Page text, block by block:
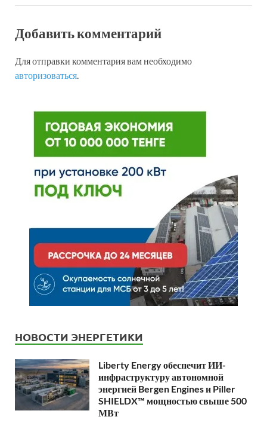
Добавить комментарий
Для отправки комментария вам необходимо
авторизоваться.
НОВОСТИ ЭНЕРГЕТИКИ
Liberty Energy обеспечит ИИ-
инфраструктуру автономной
энергией Bergen Engines и Piller
SHIELDX™ мощностью свыше 500
МВт